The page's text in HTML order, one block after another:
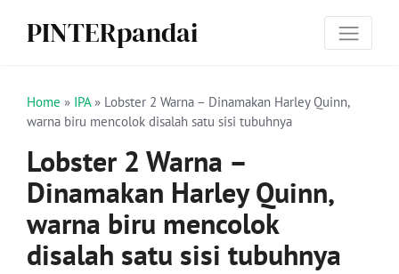
PINTERpandai
Home » IPA» Lobster 2 Warna – Dinamakan Harley Quinn,
warna biru mencolok disalah satu sisi tubuhnya
Lobster 2 Warna –
Dinamakan Harley Quinn,
warna biru mencolok
disalah satu sisi tubuhnya